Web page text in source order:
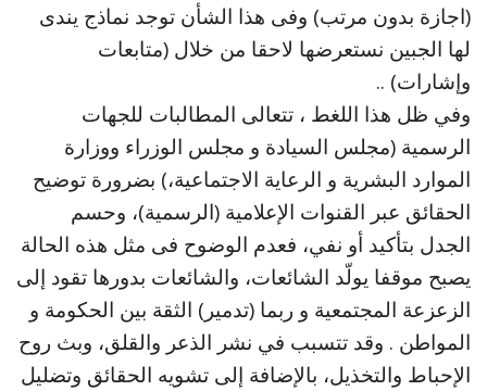
(اجازة بدون مرتب) وفى هذا الشأن توجد نماذج يندى
لها الجبين نستعرضها لاحقا من خلال (متابعات
وإشارات) ..
وفي ظل هذا اللغط ، تتعالى المطالبات للجهات
الرسمية (مجلس السيادة و مجلس الوزراء ووزارة
الموارد البشرية و الرعاية الاجتماعية،) بضرورة توضيح
الحقائق عبر القنوات الإعلامية (الرسمية)، وحسم
الجدل بتأكيد أو نفي، فعدم الوضوح فى مثل هذه الحالة
يصبح موقفا يولّد الشائعات، والشائعات بدورها تقود إلى
الزعزعة المجتمعية و ربما (تدمير) الثقة بين الحكومة و
المواطن . وقد تتسبب في نشر الذعر والقلق، وبث روح
الإحباط والتخذيل، بالإضافة إلى تشويه الحقائق وتضليل